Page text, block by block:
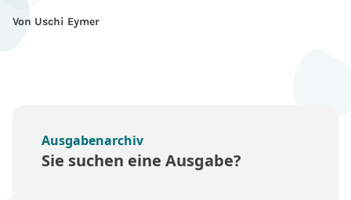
Von Uschi Eymer
Ausgabenarchiv
Sie suchen eine Ausgabe?